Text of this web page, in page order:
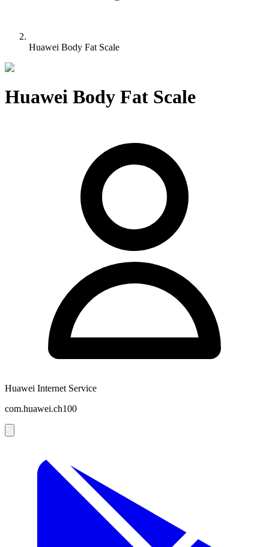
Huawei Body Fat Scale
Huawei Body Fat Scale
Huawei Internet Service
com.huawei.ch100